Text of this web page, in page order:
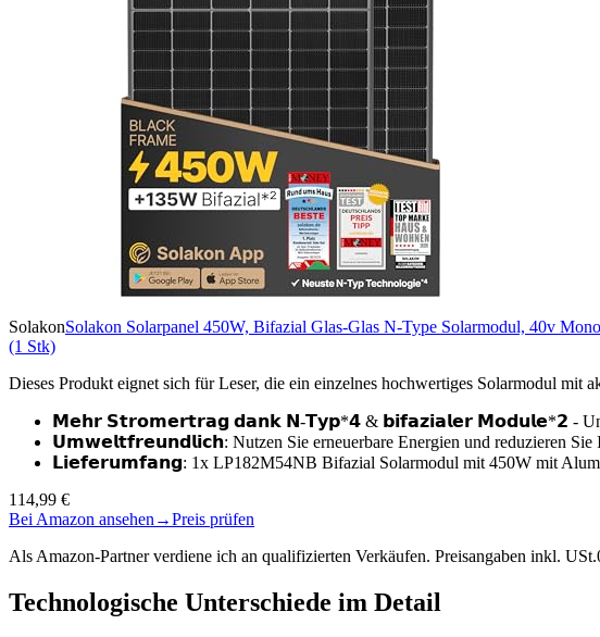
SolakonSolakon Solarpanel 450W, Bifazial Glas-Glas N-Type Solarmodul, 40v
(1 Stk)
Dieses Produkt eignet sich für Leser, die ein einzelnes hochwertiges Solarmodul
𝗠𝗲𝗵𝗿 𝗦𝘁𝗿𝗼𝗺𝗲𝗿𝘁𝗿𝗮𝗴 𝗱𝗮𝗻𝗸 𝗡-𝗧𝘆𝗽*𝟰 & 𝗯𝗶𝗳𝗮𝘇𝗶𝗮𝗹𝗲𝗿 𝗠𝗼𝗱𝘂𝗹𝗲*𝟮 -
𝗨𝗺𝘄𝗲𝗹𝘁𝗳𝗿𝗲𝘂𝗻𝗱𝗹𝗶𝗰𝗵: Nutzen Sie erneuerbare Energien und reduzieren Sie
𝗟𝗶𝗲𝗳𝗲𝗿𝘂𝗺𝗳𝗮𝗻𝗴: 1x LP182M54NB Bifazial Solarmodul mit 450W mit
114,99 €
Bei Amazon ansehen →Preis prüfen
Als Amazon-Partner verdiene ich an qualifizierten Verkäufen. Preisangaben inkl.
Technologische Unterschiede im Detail